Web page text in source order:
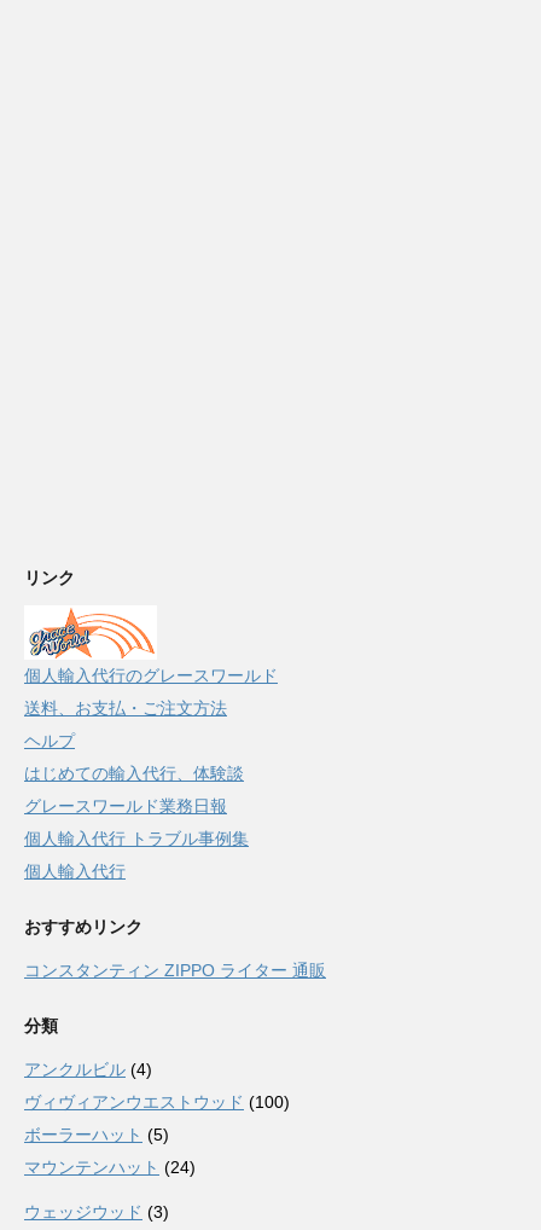
リンク
個人輸入代行のグレースワールド
送料、お支払・ご注文方法
ヘルプ
はじめての輸入代行、体験談
グレースワールド業務日報
個人輸入代行 トラブル事例集
個人輸入代行
おすすめリンク
コンスタンティン ZIPPO ライター 通販
分類
アンクルビル (4)
ヴィヴィアンウエストウッド (100)
ボーラーハット (5)
マウンテンハット (24)
ウェッジウッド (3)